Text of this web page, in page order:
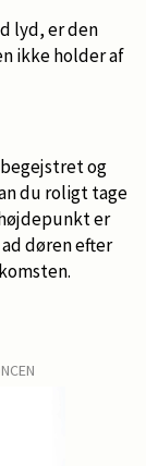
lyd, er den
ikke holder af
og
du roligt tage
er
døren efter